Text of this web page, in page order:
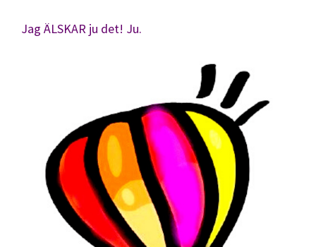
Jag ÄLSKAR ju det! Ju.